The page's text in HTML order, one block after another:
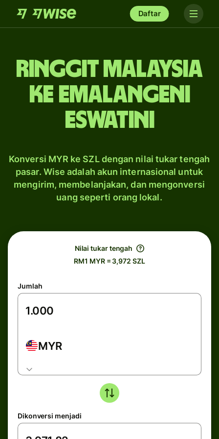
Daftar
ringgit Malaysia
ke emalangeni
Eswatini
Konversi MYR ke SZL dengan nilai tukar tengah
pasar. Wise adalah akun internasional untuk
mengirim, membelanjakan, dan mengonversi
uang seperti orang lokal.
Nilai tukar tengah
RM1 MYR = 3,972 SZL
Jumlah
MYR
Dikonversi menjadi